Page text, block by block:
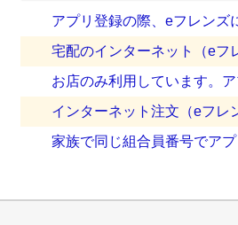
アプリ登録の際、eフレンズ
宅配のインターネット（eフ
お店のみ利用しています。
インターネット注文（eフレ
家族で同じ組合員番号でア